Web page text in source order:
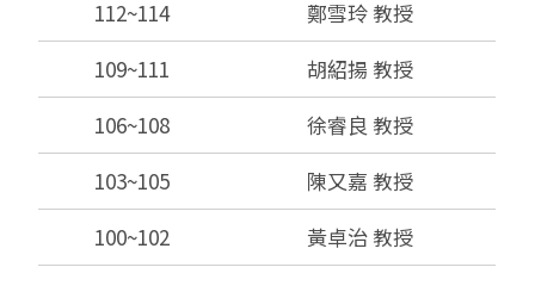
112~114
鄭雪玲 教授
109~111
胡紹揚 教授
106~108
徐睿良 教授
103~105
陳又嘉 教授
100~102
黃卓治 教授